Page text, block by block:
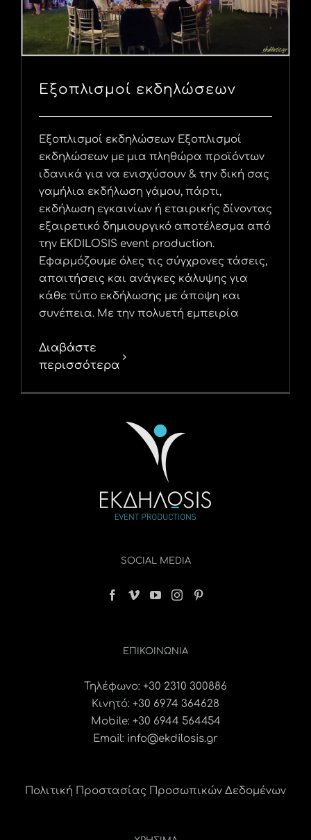
Εξοπλισμοί εκδηλώσεων
Εξοπλισμοί εκδηλώσεων Εξοπλισμοί
εκδηλώσεων με μια πληθώρα προϊόντων
ιδανικά για να ενισχύσουν & την δική σας
γαμήλια εκδήλωση γάμου, πάρτι,
εκδήλωση εγκαινίων ή εταιρικής δίνοντας
εξαιρετικό δημιουργικό αποτέλεσμα από
την EKDILOSIS event production.
Εφαρμόζουμε όλες τις σύγχρονες τάσεις,
απαιτήσεις και ανάγκες κάλυψης για
κάθε τύπο εκδήλωσης με άποψη και
συνέπεια. Με την πολυετή εμπειρία
Διαβάστε
περισσότερα
SOCIAL MEDIA
ΕΠΙΚΟΙΝΩΝΊΑ
Τηλέφωνο: +30 2310 300886
Κινητό: +30 6974 364628
Mobile: +30 6944 564454
Email: info@ekdilosis.gr
Πολιτική Προστασίας Προσωπικών Δεδομένων